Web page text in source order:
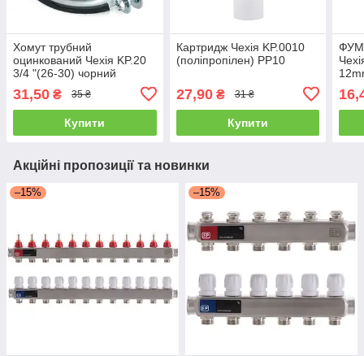
Хомут трубний
оцинкований Чехія KP.20
3/4 "(26-30) чорний
31,50 ₴ 35 ₴
Купити
Картридж Чехія KP.0010
(поліпропілен) PP10
27,90₴ 31 ₴
Купити
ФУМ
Акційні пропозиції та новинки
–15% –15%